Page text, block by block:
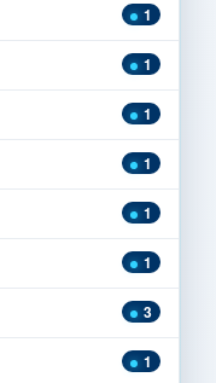
1
1
1
1
1
1
3
1